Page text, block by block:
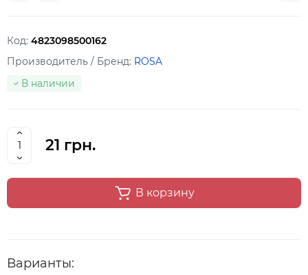
Код: 4823098500162
Производитель / Бренд: ROSA
В наличии
21 грн.
В корзину
Варианты: